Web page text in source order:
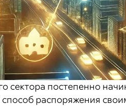
сектора постепенно
распоряжения